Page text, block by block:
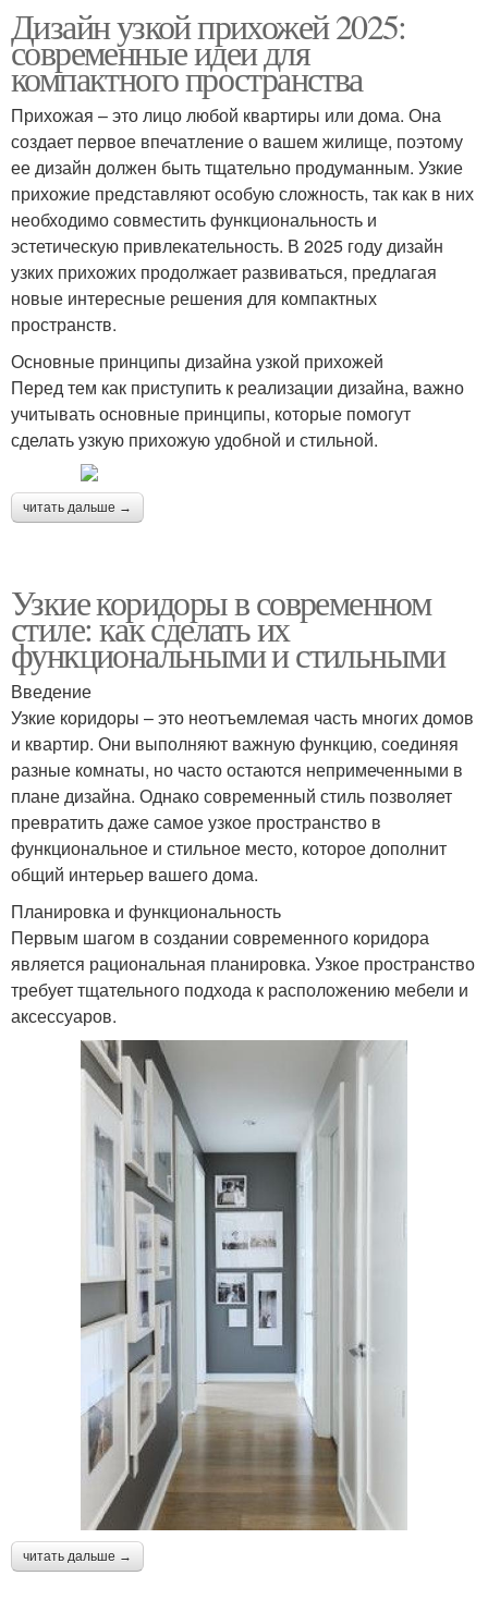
Дизайн узкой прихожей 2025:
современные идеи для
компактного пространства
Прихожая – это лицо любой квартиры или дома. Она
создает первое впечатление о вашем жилище, поэтому
ее дизайн должен быть тщательно продуманным. Узкие
прихожие представляют особую сложность, так как в них
необходимо совместить функциональность и
эстетическую привлекательность. В 2025 году дизайн
узких прихожих продолжает развиваться, предлагая
новые интересные решения для компактных
пространств.
Основные принципы дизайна узкой прихожей
Перед тем как приступить к реализации дизайна, важно
учитывать основные принципы, которые помогут
сделать узкую прихожую удобной и стильной.
читать дальше →
Узкие коридоры в современном
стиле: как сделать их
функциональными и стильными
Введение
Узкие коридоры – это неотъемлемая часть многих домов
и квартир. Они выполняют важную функцию, соединяя
разные комнаты, но часто остаются непримеченными в
плане дизайна. Однако современный стиль позволяет
превратить даже самое узкое пространство в
функциональное и стильное место, которое дополнит
общий интерьер вашего дома.
Планировка и функциональность
Первым шагом в создании современного коридора
является рациональная планировка. Узкое пространство
требует тщательного подхода к расположению мебели и
аксессуаров.
читать дальше →